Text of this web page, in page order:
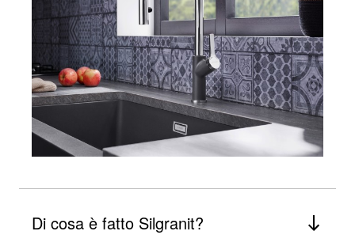
Di cosa è fatto Silgranit?